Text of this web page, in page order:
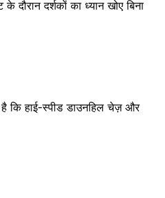
दर्शकों का ध्यान खोए बिना
कि हाई-स्पीड डाउनहिल चेज़ और